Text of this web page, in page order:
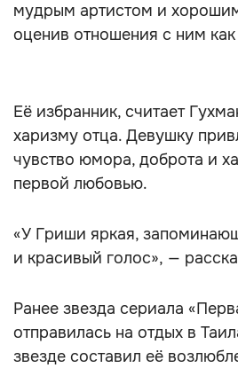
мудрым артистом и
оценив отношения с ним
Её избранник, считает
харизму отца. Девушку
чувство юмора, доброта и
первой любовью.
«У Гриши яркая,
и красивый голос», —
Ранее звезда сериала
отправилась на отдых в
звезде составил её